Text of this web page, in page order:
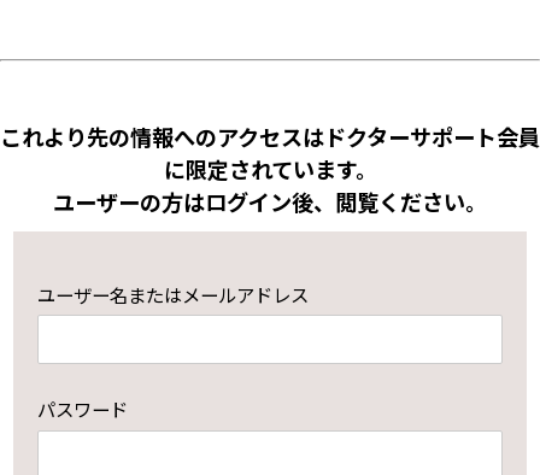
これより先の情報へのアクセスはドクターサポート会員
に限定されています。
ユーザーの方はログイン後、閲覧ください。
ユーザー名またはメールアドレス
パスワード